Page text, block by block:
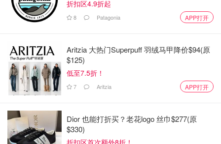
20,000至40,000加元之间。此外，加拿大为国际学生提供多
种财政援助计划，进一步缓解了财政压力。
工作机会
在国内工作的能力也增加了加拿大在外国学生中的受欢迎程
度。在加拿大的国际毕业生有资格在完成学业后获得毕业工
签（PGWP）。这是一个开放的工作许可，允许学生在毕业
中的一个关键步骤。加拿大的国际毕业生也有很高的就业
率，在各级教育的毕业生中平均为73%。去年有132,650名
全日制学生通过PGWP计划转为工人，每年进入劳动力市场
折扣区4.9折起
8 Patagonia APP打开
Aritzia 大热门Superpuff 羽绒马甲降价$94(原
$125)
低至7.5折！
7 Aritzia APP打开
Dior 也能打折买？老花logo 丝巾$277(原
$330)
折扣区首次额外8折！